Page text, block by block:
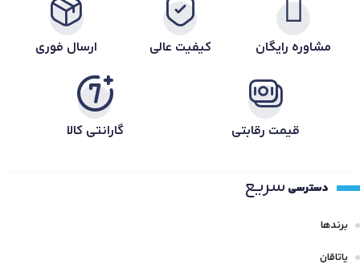
مشاوره رایگان کیفیت عالی ارسال فوری
قیمت رقابتی گارانتی کالا
دسترسی سریع
برندها
یاتاقان